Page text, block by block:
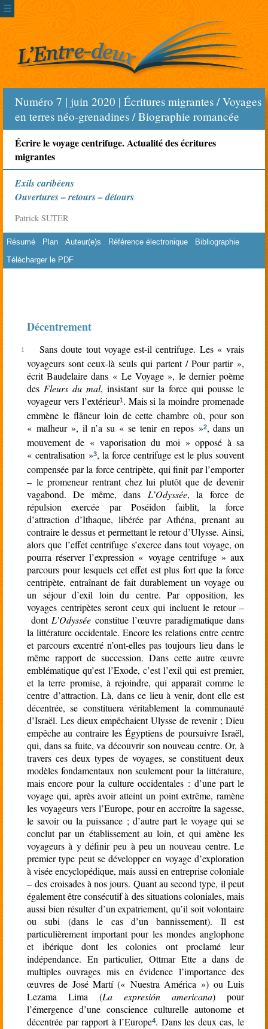
☰
Numéro 7 | juin 2020 | Écritures migrantes / Voyages
en terres néo-grenadines / Biographie romancée
Écrire le voyage centrifuge. Actualité des écritures
migrantes
Exils caribéens
Ouvertures – retours – détours
Patrick SUTER
Résumé Plan Auteur(e)s Référence électronique
Bibliographie
Télécharger le PDF
Décentrement
Sans doute tout voyage est-il centrifuge. Les « vrais
voyageurs sont ceux-là seuls qui partent / Pour partir »,
écrit Baudelaire dans « Le Voyage », le dernier poème
desFleurs du mal, insistant sur la force qui pousse le
voyageur vers l’extérieur1. Mais si la moindre promenade
emmène le flâneur loin de cette chambre où, pour son
« malheur », il n’a su « se tenir en repos »2, dans un
mouvement de « vaporisation du moi » opposé à sa
« centralisation »3, la force centrifuge est le plus souvent
compensée par la force centripète, qui finit par l’emporter
– le promeneur rentrant chez lui plutôt que de devenir
vagabond. De même, dans L’Odyssée, la force de
répulsion exercée par Poséidon faiblit, la force
d’attraction d’Ithaque, libérée par Athéna, prenant au
contraire le dessus et permettant le retour d’Ulysse. Ainsi,
alors que l’effet centrifuge s’exerce dans tout voyage, on
pourra réserver l’expression « voyage centrifuge » aux
parcours pour lesquels cet effet est plus fort que la force
centripète, entraînant de fait durablement un voyage ou
un séjour d’exil loin du centre. Par opposition, les
voyages centripètes seront ceux qui incluent le retour –
dontL’Odyssée constitue l’œuvre paradigmatique dans
la littérature occidentale. Encore les relations entre centre
et parcours excentré n’ont-elles pas toujours lieu dans le
même rapport de succession. Dans cette autre œuvre
emblématique qu’est l’Exode, c’est l’exil qui est premier,
et la terre promise, à rejoindre, qui apparaît comme le
centre d’attraction. Là, dans ce lieu à venir, dont elle est
décentrée, se constituera véritablement la communauté
d’Israël. Les dieux empêchaient Ulysse de revenir ; Dieu
empêche au contraire les Égyptiens de poursuivre Israël,
qui, dans sa fuite, va découvrir son nouveau centre. Or, à
travers ces deux types de voyages, se constituent deux
modèles fondamentaux non seulement pour la littérature,
mais encore pour la culture occidentales : d’une part le
voyage qui, après avoir atteint un point extrême, ramène
les voyageurs vers l’Europe, pour en accroître la sagesse,
le savoir ou la puissance ; d’autre part le voyage qui se
conclut par un établissement au loin, et qui amène les
voyageurs à y définir peu à peu un nouveau centre. Le
premier type peut se développer en voyage d’exploration
à visée encyclopédique, mais aussi en entreprise coloniale
– des croisades à nos jours. Quant au second type, il peut
également être consécutif à des situations coloniales, mais
aussi bien résulter d’un expatriement, qu’il soit volontaire
ou subi (dans le cas d’un bannissement). Il est
particulièrement important pour les mondes anglophone
et ibérique dont les colonies ont proclamé leur
indépendance. En particulier, Ottmar Ette a dans de
multiples ouvrages mis en évidence l’importance des
œuvres de José Martí (« Nuestra América ») ou Luis
Lezama Lima (La expresión americana) pour
l’émergence d’une conscience culturelle autonome et
décentrée par rapport à l’Europe4. Dans les deux cas, le